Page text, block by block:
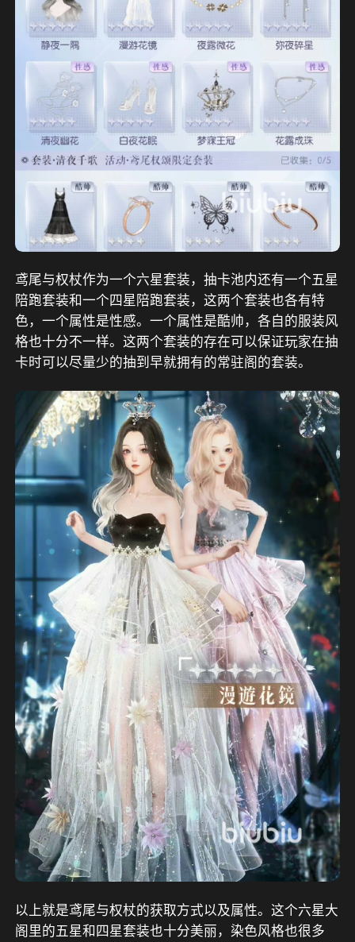
鸢尾与权杖作为一个六星套装，抽卡池内还有一个五星
陪跑套装和一个四星陪跑套装，这两个套装也各有特
色，一个属性是性感。一个属性是酷帅，各自的服装风
格也十分不一样。这两个套装的存在可以保证玩家在抽
卡时可以尽量少的抽到早就拥有的常驻阁的套装。
以上就是鸢尾与权杖的获取方式以及属性。这个六星大
阁里的五星和四星套装也十分美丽，染色风格也很多